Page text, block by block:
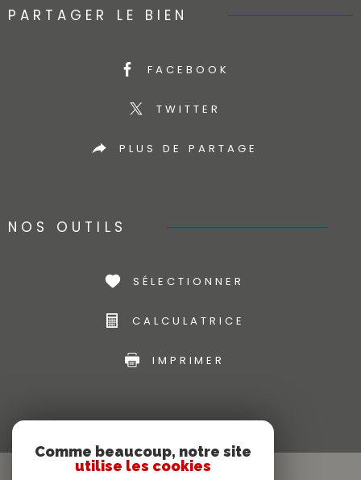
PARTAGER LE BIEN
FACEBOOK
TWITTER
PLUS DE PARTAGE
NOS OUTILS
SÉLECTIONNER
CALCULATRICE
IMPRIMER
Comme beaucoup, notre site
utilise les cookies